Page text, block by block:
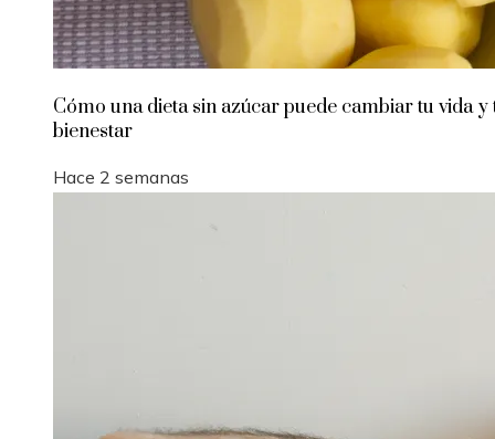
Cómo una dieta sin azúcar puede cambiar tu vida y
bienestar
Hace 2 semanas